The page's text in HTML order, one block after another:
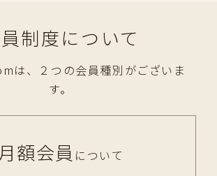
制度について
は、２つの会員種別がございま
す。
月額会員 について